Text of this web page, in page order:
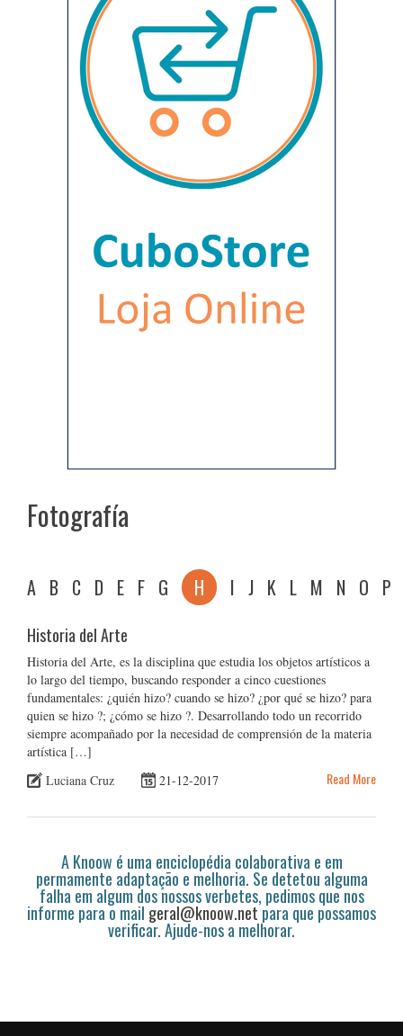
Fotografía
A B C D E F G H I J K L M N O P
Historia del Arte
Historia del Arte, es la disciplina que estudia los objetos artísticos a
lo largo del tiempo, buscando responder a cinco cuestiones
fundamentales: ¿quién hizo? cuando se hizo? ¿por qué se hizo? para
quien se hizo ?; ¿cómo se hizo ?. Desarrollando todo un recorrido
siempre acompañado por la necesidad de comprensión de la materia
artística […]
Luciana Cruz
21-12-2017 Read More
A Knoow é uma enciclopédia colaborativa e em
permamente adaptação e melhoria. Se detetou alguma
falha em algum dos nossos verbetes, pedimos que nos
informe para o mail geral@knoow.netpara que possamos
verificar. Ajude-nos a melhorar.